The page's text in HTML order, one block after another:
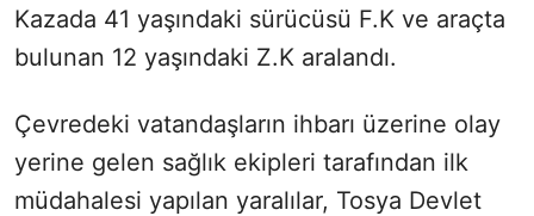
Kazada 41 yaşındaki sürücüsü F.K ve araçta
bulunan 12 yaşındaki Z.K aralandı.
Çevredeki vatandaşların ihbarı üzerine olay
yerine gelen sağlık ekipleri tarafından ilk
müdahalesi yapılan yaralılar, Tosya Devlet